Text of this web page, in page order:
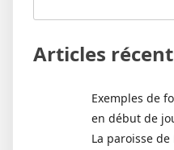
Articles
Exemples de
en début de
La paroisse